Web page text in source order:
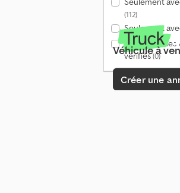
(112)
Seulement
Seulement
vérifiés(0)
Véhicule à
Créer une
Kerex Caisse Mobile